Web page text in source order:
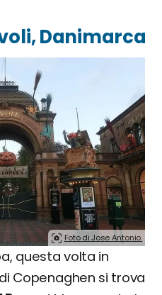
Danimarca
Foto di Jose Antonio.
questa volta in
Copenaghen si trova